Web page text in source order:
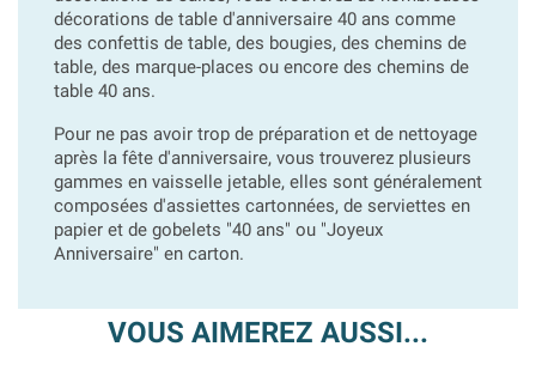
décorations de table d'anniversaire 40 ans comme
des confettis de table, des bougies, des chemins de
table, des marque-places ou encore des chemins de
table 40 ans.
Pour ne pas avoir trop de préparation et de nettoyage
après la fête d'anniversaire, vous trouverez plusieurs
gammes en vaisselle jetable, elles sont généralement
composées d'assiettes cartonnées, de serviettes en
papier et de gobelets "40 ans" ou "Joyeux
Anniversaire" en carton.
VOUS AIMEREZ AUSSI...